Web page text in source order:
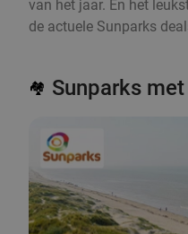
van het jaar. En het
de actuele Sunparks
🏘️ Sunparks